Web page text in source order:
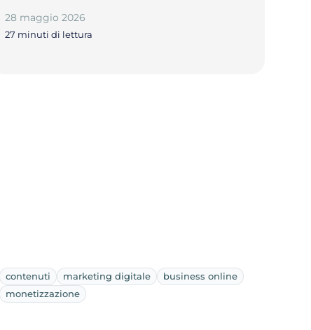
28 maggio 2026
27 minuti di lettura
contenuti marketing digitale
business online
monetizzazione